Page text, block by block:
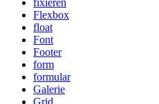
fixieren
Flexbox
float
Font
Footer
form
formular
Galerie